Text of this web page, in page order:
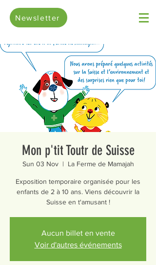
Newsletter
Mon p'tit Toutr de Suisse
Sun 03 Nov
  |
La Ferme de Mamajah
Exposition temporaire organisée pour les
enfants de 2 à 10 ans. Viens découvrir la
Suisse en t'amusant !
Aucun billet en vente
Voir d'autres événements